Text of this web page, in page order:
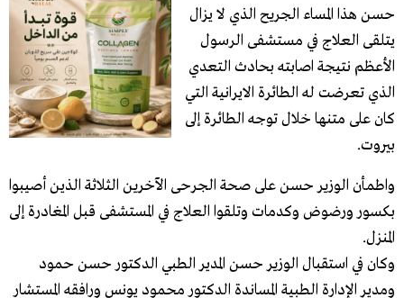
حسن هذا المساء الجريح الذي لا يزال
يتلقى العلاج في مستشفى الرسول
الأعظم نتيجة اصابته بحادث التعدي
الذي تعرضت له الطائرة الايرانية التي
كان على متنها خلال توجه الطائرة إلى
بيروت.
واطمأن الوزير حسن على صحة الجرحى الآخرين الثلاثة الذين أصيبوا
بكسور ورضوض وكدمات وتلقوا العلاج في المستشفى قبل المغادرة إلى
المنزل.
وكان في استقبال الوزير حسن المدير الطبي الدكتور حسن حمود
ومدير الإدارة الطبية المساندة الدكتور محمود يونس ورافقه المستشار